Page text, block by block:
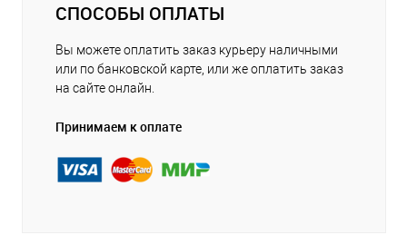
СПОСОБЫ ОПЛАТЫ
Вы можете оплатить заказ курьеру наличными
или по банковской карте, или же оплатить заказ
на сайте онлайн.
Принимаем к оплате